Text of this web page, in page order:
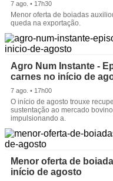
7 ago. • 17h30
Menor oferta de boiadas
queda na exportação.
Agro Num Instante -
carnes no início de
7 ago. • 17h00
O início de agosto trouxe
sustentação ao mercado
impulsionando a.
Menor oferta de
início de agosto